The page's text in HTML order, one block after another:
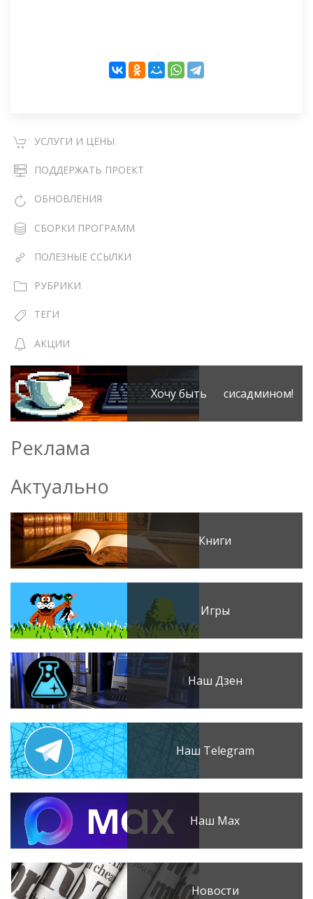
УСЛУГИ И ЦЕНЫ
ПОДДЕРЖАТЬ ПРОЕКТ
ОБНОВЛЕНИЯ
СБОРКИ ПРОГРАММ
ПОЛЕЗНЫЕ ССЫЛКИ
РУБРИКИ
ТЕГИ
АКЦИИ
Хочу быть сисадмином!
Реклама
Актуально
Книги
Игры
Наш Дзен
Наш Telegram
Наш Max
Новости